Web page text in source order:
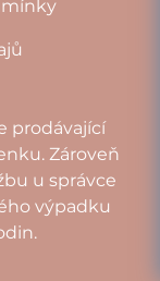
prodávající
Zároveň
u správce
výpadku